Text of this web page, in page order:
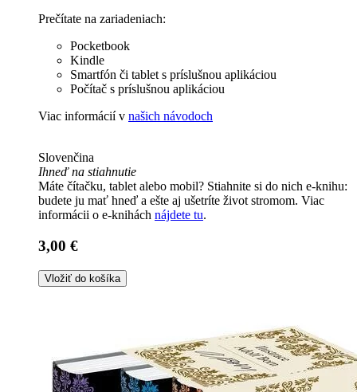
Prečítate na zariadeniach:
Pocketbook
Kindle
Smartfón či tablet s príslušnou aplikáciou
Počítač s príslušnou aplikáciou
Viac informácií v našich návodoch
Slovenčina
Ihneď na stiahnutie
Máte čítačku, tablet alebo mobil? Stiahnite si do nich e-knihu:
budete ju mať hneď a ešte aj ušetríte život stromom. Viac
informácii o e-knihách nájdete tu.
3,00 €
Vložiť do košíka